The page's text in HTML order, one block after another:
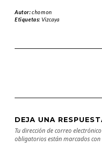
arte natural del
Bosque de Oma
Autor:chomon
Etiquetas: Vizcaya
DEJA UNA
Tu dirección de correo
obligatorios están marcados con